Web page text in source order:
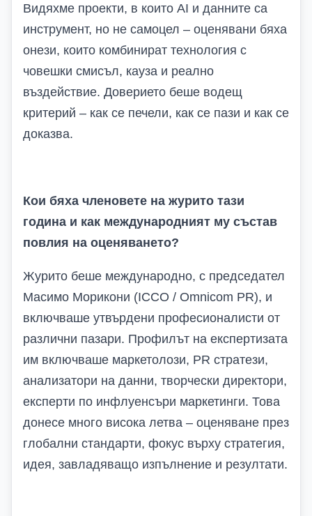
Видяхме проекти, в които AI и данните са
инструмент, но не самоцел – оценявани бяха
онези, които комбинират технология с
човешки смисъл, кауза и реално
въздействие. Доверието беше водещ
критерий – как се печели, как се пази и как се
доказва.
Кои бяха членовете на журито тази
година и как международният му състав
повлия на оценяването?
Журито беше международно, с председател
Масимо Морикони (ICCO / Omnicom PR), и
включваше утвърдени професионалисти от
различни пазари. Профилът на експертизата
им включваше маркетолози, PR стратези,
анализатори на данни, творчески директори,
експерти по инфлуенсъри маркетинги. Това
донесе много висока летва – оценяване през
глобални стандарти, фокус върху стратегия,
идея, завладяващо изпълнение и резултати.